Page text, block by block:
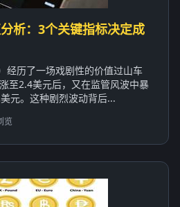
析：3个关键指标决定成
经历了一场戏剧性的价值过山车
2.4美元后，又在监管风波中暴
元。这种剧烈波动背后...
览